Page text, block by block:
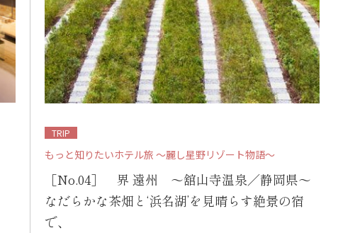
TRIP
もっと知りたいホテル旅 ～麗し星野リゾート物語～
［No.04］ 界 遠州 ～舘山寺温泉／静岡県～
なだらかな茶畑と‘浜名湖’を見晴らす絶景の宿
で、